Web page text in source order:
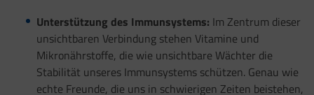
Unterstützung des Immunsystems: Im Zentrum dieser
unsichtbaren Verbindung stehen Vitamine und
Mikronährstoffe, die wie unsichtbare Wächter die
Stabilität unseres Immunsystems schützen. Genau wie
echte Freunde, die uns in schwierigen Zeiten beistehen,